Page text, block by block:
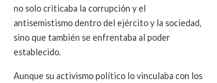
no solo criticaba la corrupción y el
antisemistismo dentro del ejército y la sociedad,
sino que también se enfrentaba al poder
establecido.
Aunque su activismo político lo vinculaba con los